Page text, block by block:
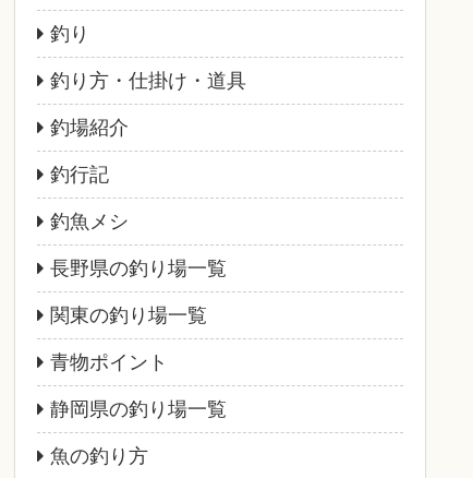
釣り
釣り方・仕掛け・道具
釣場紹介
釣行記
釣魚メシ
長野県の釣り場一覧
関東の釣り場一覧
青物ポイント
静岡県の釣り場一覧
魚の釣り方